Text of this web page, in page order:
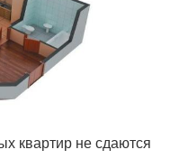
квартир не сдаются